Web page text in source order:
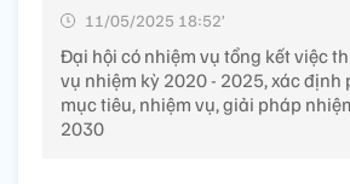
11/05/2025 18:52’
Đại hội có nhiệm vụ tổng kết việc
vụ nhiệm kỳ 2020 - 2025, xác
mục tiêu, nhiệm vụ, giải pháp
2030